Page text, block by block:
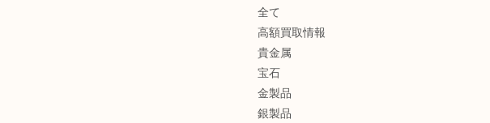
全て
高額買取情報
貴金属
宝石
金製品
銀製品